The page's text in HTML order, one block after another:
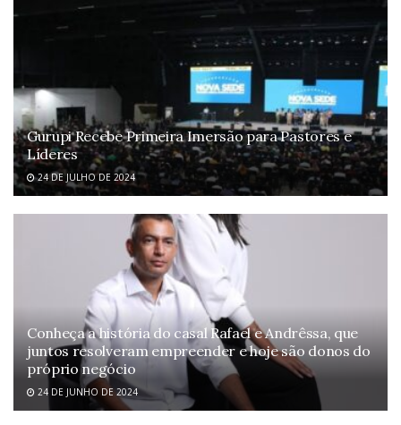
Gurupi Recebe Primeira Imersão para Pastores e
Líderes
24 DE JULHO DE 2024
Conheça a história do casal Rafael e Andrêssa, que
juntos resolveram empreender e hoje são donos do
próprio negócio
24 DE JUNHO DE 2024